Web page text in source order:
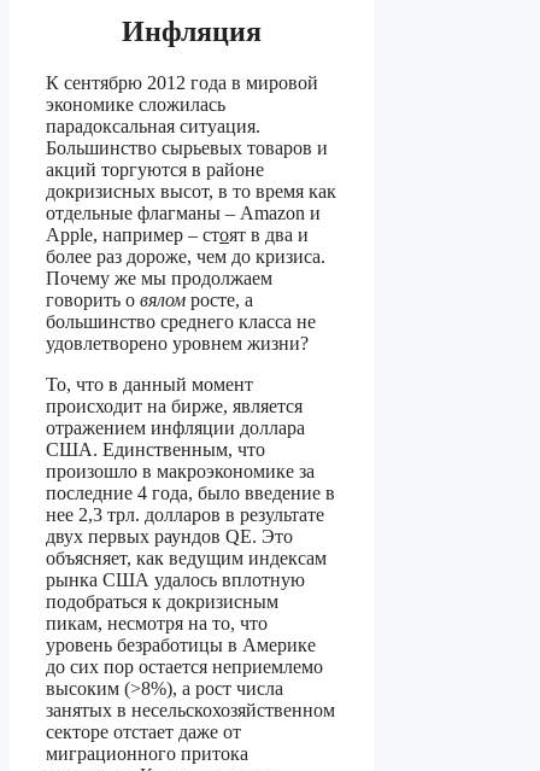
Инфляция
К сентябрю 2012 года в мировой
экономике сложилась
парадоксальная ситуация.
Большинство сырьевых товаров и
акций торгуются в районе
докризисных высот, в то время как
отдельные флагманы – Amazon и
Apple, например – стоят в два и
более раз дороже, чем до кризиса.
Почему же мы продолжаем
говорить о вялом росте, а
большинство среднего класса не
удовлетворено уровнем жизни?
То, что в данный момент
происходит на бирже, является
отражением инфляции доллара
США. Единственным, что
произошло в макроэкономике за
последние 4 года, было введение в
нее 2,3 трл. долларов в результате
двух первых раундов QE. Это
объясняет, как ведущим индексам
рынка США удалось вплотную
подобраться к докризисным
пикам, несмотря на то, что
уровень безработицы в Америке
до сих пор остается неприемлемо
высоким (>8%), а рост числа
занятых в несельскохозяйственном
секторе отстает даже от
миграционного притока